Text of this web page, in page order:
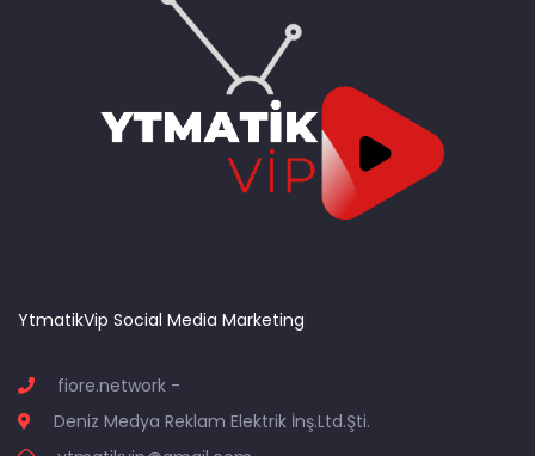
YtmatikVip Social Media Marketing
fiore.network -
Deniz Medya Reklam Elektrik İnş.Ltd.Şti.